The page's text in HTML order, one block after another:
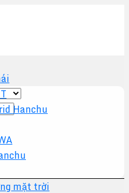
Hanchu
mặt trời